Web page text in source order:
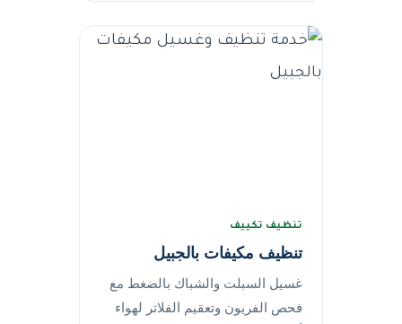
تنظيف تكييف
تنظيف مكيفات بالجبيل
غسيل السبلت والشباك بالضغط مع
فحص الفريون وتعقيم الفلاتر لهواء